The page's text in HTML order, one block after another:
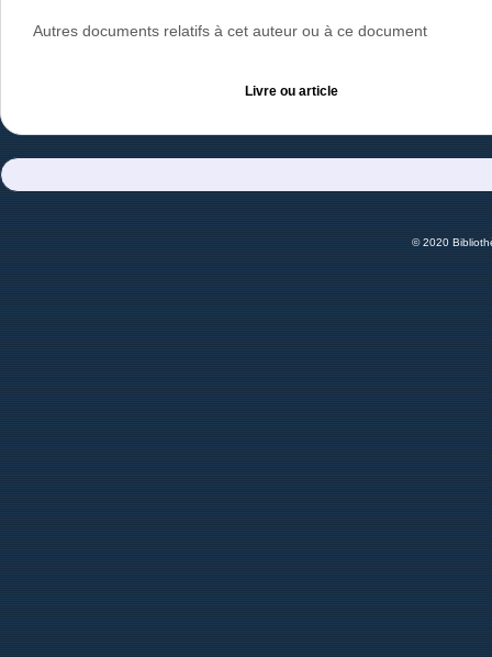
Autres documents relatifs à cet auteur ou à ce document
Livre ou article
© 2020